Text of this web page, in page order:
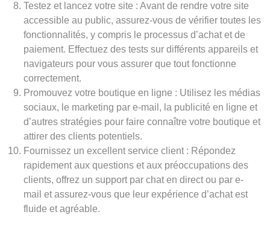
Testez et lancez votre site : Avant de rendre votre site
accessible au public, assurez-vous de vérifier toutes les
fonctionnalités, y compris le processus d’achat et de
paiement. Effectuez des tests sur différents appareils et
navigateurs pour vous assurer que tout fonctionne
correctement.
Promouvez votre boutique en ligne : Utilisez les médias
sociaux, le marketing par e-mail, la publicité en ligne et
d’autres stratégies pour faire connaître votre boutique et
attirer des clients potentiels.
Fournissez un excellent service client : Répondez
rapidement aux questions et aux préoccupations des
clients, offrez un support par chat en direct ou par e-
mail et assurez-vous que leur expérience d’achat est
fluide et agréable.